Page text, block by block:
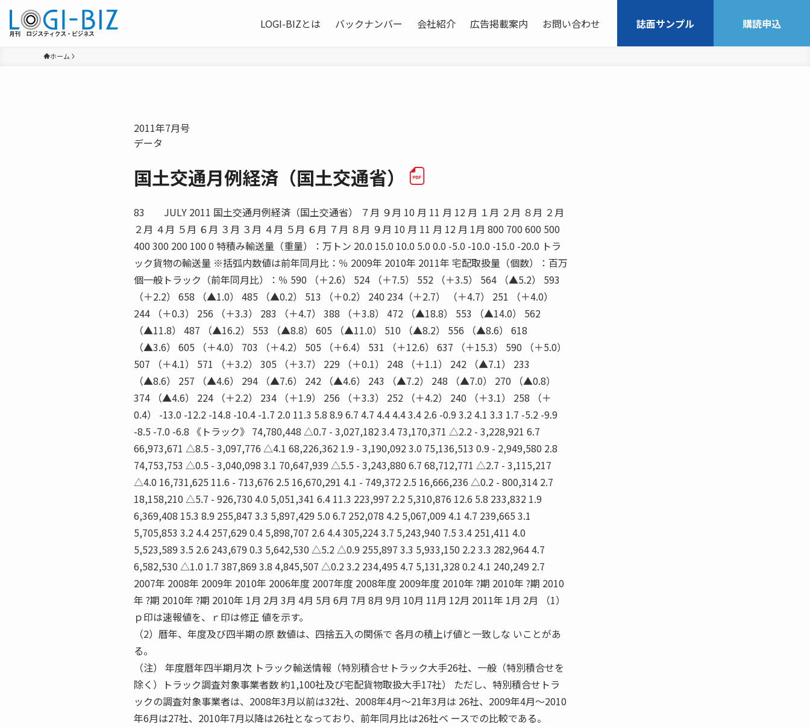
LOGI-BIZとは バックナンバー 会社紹介 広告掲載案内 お問い合わせ 誌面サンプル 購読申込
ホーム
2011年7月号
データ
国土交通月例経済（国土交通省）
83 JULY 2011 国土交通月例経済（国土交通省） ７月 ９月 10 月 11 月 12 月 １月 ２月 ８月 ２月
２月 ４月 ５月 ６月 ３月 ３月 ４月 ５月 ６月 ７月 ８月 ９月 10 月 11 月 12 月 1月 800 700 600 500
400 300 200 100 0 特積み輸送量（重量）：万トン 20.0 15.0 10.0 5.0 0.0 -5.0 -10.0 -15.0 -20.0 トラ
ック貨物の輸送量 ※括弧内数値は前年同月比：％ 2009年 2010年 2011年 宅配取扱量（個数）：百万
個一般トラック（前年同月比）：％ 590 （＋2.6） 524 （＋7.5） 552 （＋3.5） 564 （▲5.2） 593
（＋2.2） 658 （▲1.0） 485 （▲0.2） 513 （＋0.2） 240 234（＋2.7） （＋4.7） 251 （＋4.0）
244 （＋0.3） 256 （＋3.3） 283 （＋4.7） 388 （＋3.8） 472 （▲18.8） 553 （▲14.0） 562
（▲11.8） 487 （▲16.2） 553 （▲8.8） 605 （▲11.0） 510 （▲8.2） 556 （▲8.6） 618
（▲3.6） 605 （＋4.0） 703 （＋4.2） 505 （＋6.4） 531 （＋12.6） 637 （＋15.3） 590 （＋5.0）
507 （＋4.1） 571 （＋3.2） 305 （＋3.7） 229 （＋0.1） 248 （＋1.1） 242 （▲7.1） 233
（▲8.6） 257 （▲4.6） 294 （▲7.6） 242 （▲4.6） 243 （▲7.2） 248 （▲7.0） 270 （▲0.8）
374 （▲4.6） 224 （＋2.2） 234 （＋1.9） 256 （＋3.3） 252 （＋4.2） 240 （＋3.1） 258 （＋
0.4） -13.0 -12.2 -14.8 -10.4 -1.7 2.0 11.3 5.8 8.9 6.7 4.7 4.4 4.4 3.4 2.6 -0.9 3.2 4.1 3.3 1.7 -5.2 -9.9
-8.5 -7.0 -6.8 《トラック》 74,780,448 △0.7 - 3,027,182 3.4 73,170,371 △2.2 - 3,228,921 6.7
66,973,671 △8.5 - 3,097,776 △4.1 68,226,362 1.9 - 3,190,092 3.0 75,136,513 0.9 - 2,949,580 2.8
74,753,753 △0.5 - 3,040,098 3.1 70,647,939 △5.5 - 3,243,880 6.7 68,712,771 △2.7 - 3,115,217
△4.0 16,731,625 11.6 - 713,676 2.5 16,670,291 4.1 - 749,372 2.5 16,666,236 △0.2 - 800,314 2.7
18,158,210 △5.7 - 926,730 4.0 5,051,341 6.4 11.3 223,997 2.2 5,310,876 12.6 5.8 233,832 1.9
6,369,408 15.3 8.9 255,847 3.3 5,897,429 5.0 6.7 252,078 4.2 5,067,009 4.1 4.7 239,665 3.1
5,705,853 3.2 4.4 257,629 0.4 5,898,707 2.6 4.4 305,224 3.7 5,243,940 7.5 3.4 251,411 4.0
5,523,589 3.5 2.6 243,679 0.3 5,642,530 △5.2 △0.9 255,897 3.3 5,933,150 2.2 3.3 282,964 4.7
6,582,530 △1.0 1.7 387,869 3.8 4,845,507 △0.2 3.2 234,495 4.7 5,131,328 0.2 4.1 240,249 2.7
2007年 2008年 2009年 2010年 2006年度 2007年度 2008年度 2009年度 2010年 ?期 2010年 ?期 2010
年 ?期 2010年 ?期 2010年 1月 2月 3月 4月 5月 6月 7月 8月 9月 10月 11月 12月 2011年 1月 2月 （1）
ｐ印は速報値を、ｒ印は修正 値を示す。
（2）暦年、年度及び四半期の原 数値は、四捨五入の関係で 各月の積上げ値と一致しな いことがあ
る。
（注） 年度暦年四半期月次 トラック輸送情報（特別積合せトラック大手26社、一般（特別積合せを
除く）トラック調査対象事業者数 約1,100社及び宅配貨物取扱大手17社） ただし、特別積合せトラ
ックの調査対象事業者は、2008年3月以前は32社、2008年4月〜21年3月は 26社、2009年4月〜2010
年6月は27社、2010年7月以降は26社となっており、前年同月比は26社ベ ースでの比較である。